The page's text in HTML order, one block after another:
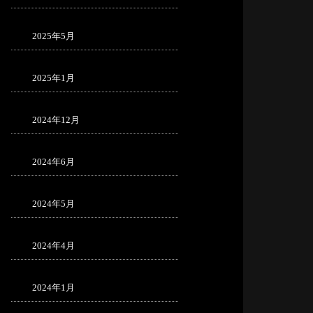
2025年5月
2025年1月
2024年12月
2024年6月
2024年5月
2024年4月
2024年1月